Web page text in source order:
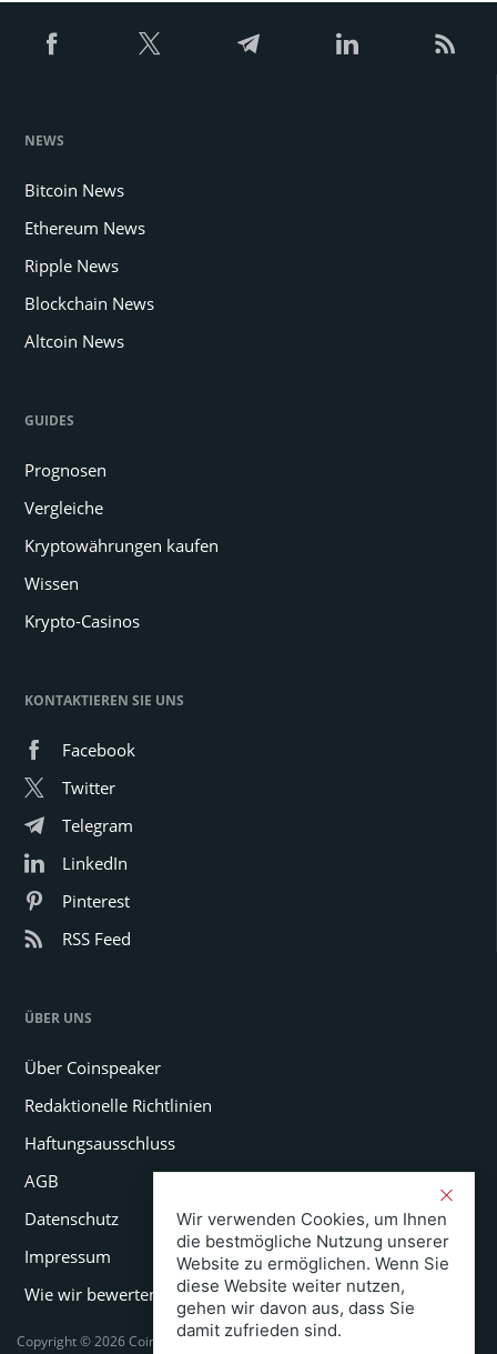
NEWS
Bitcoin News
Ethereum News
Ripple News
Blockchain News
Altcoin News
GUIDES
Prognosen
Vergleiche
Kryptowährungen kaufen
Wissen
Krypto-Casinos
KONTAKTIEREN SIE UNS
Facebook
Twitter
Telegram
LinkedIn
Pinterest
RSS Feed
ÜBER UNS
Über Coinspeaker
Redaktionelle Richtlinien
Haftungsausschluss
AGB
Datenschutz
Impressum
Wie wir bewerten
Copyright © 2026 Coinspeaker LTD. All rights reserved.
Wir verwenden Cookies, um Ihnen
die bestmögliche Nutzung unserer
Website zu ermöglichen. Wenn Sie
diese Website weiter nutzen,
gehen wir davon aus, dass Sie
damit zufrieden sind.